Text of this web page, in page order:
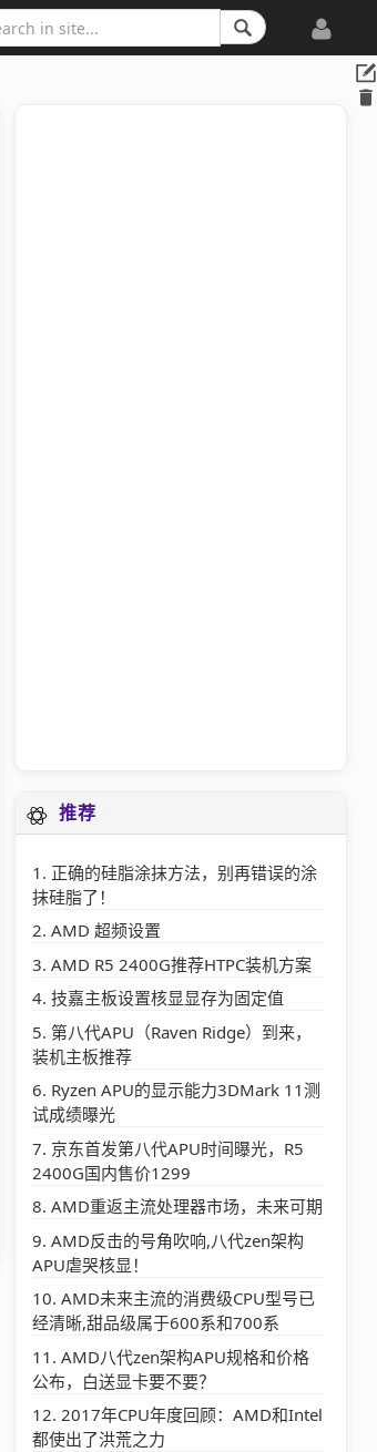
推荐
正确的硅脂涂抹方法，别再错误的涂
抹硅脂了！
AMD 超频设置
AMD R5 2400G推荐HTPC装机方案
技嘉主板设置核显显存为固定值
第八代APU（Raven Ridge）到来，
装机主板推荐
Ryzen APU的显示能力3DMark 11测
试成绩曝光
京东首发第八代APU时间曝光，R5
2400G国内售价1299
AMD重返主流处理器市场，未来可期
AMD反击的号角吹响,八代zen架构
APU虐哭核显！
AMD未来主流的消费级CPU型号已
经清晰,甜品级属于600系和700系
AMD八代zen架构APU规格和价格
公布，白送显卡要不要？
2017年CPU年度回顾：AMD和Intel
都使出了洪荒之力